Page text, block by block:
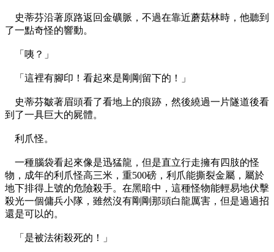
史蒂芬沿著原路返回金礦脈，不過在靠近蘑菇林時，他聽到
了一點奇怪的響動。
「咦？」
「這裡有腳印！看起來是剛剛留下的！」
史蒂芬皺著眉頭看了看地上的痕跡，然後繞過一片隧道後看
到了一具巨大的屍體。
利爪怪。
一種腦袋看起來像是迅猛龍，但是直立行走擁有四肢的怪
物，成年的利爪怪高三米，重500磅，利爪能撕裂金屬，屬於
地下排得上號的危險殺手。在黑暗中，這種怪物能輕易地伏擊
殺光一個傭兵小隊，雖然沒有剛剛那頭白龍厲害，但是過過招
還是可以的。
「是被法術殺死的！」